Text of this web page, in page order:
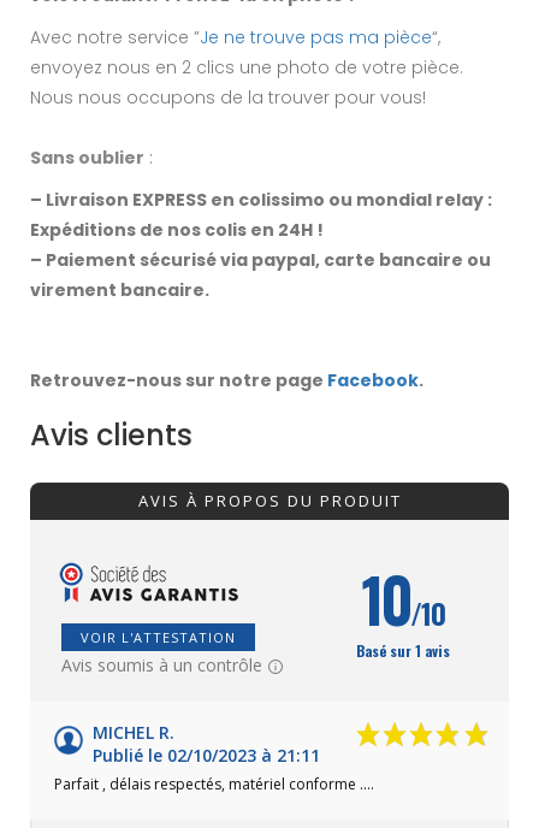
Avec notre service ”Je ne trouve pas ma pièce“,
envoyez nous en 2 clics une photo de votre pièce.
Nous nous occupons de la trouver pour vous!
Sans oublier :
– Livraison EXPRESS en colissimo ou mondial relay :
Expéditions de nos colis en 24H !
– Paiement sécurisé via paypal, carte bancaire ou
virement bancaire.
Retrouvez-nous sur notre page Facebook.
Avis clients
AVIS À PROPOS DU PRODUIT
VOIR L'ATTESTATION
Avis soumis à un contrôle
10/10
Basé sur 1 avis
MICHEL R.
Publié le 02/10/2023 à 21:11
Parfait , délais respectés, matériel conforme ....